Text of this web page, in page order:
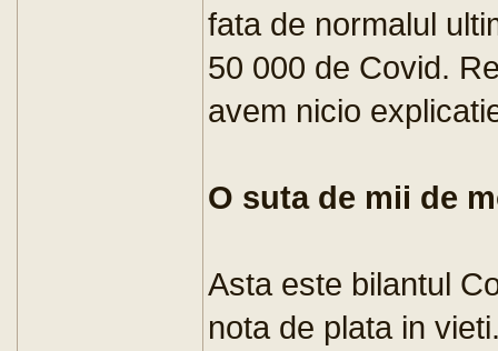
fata de normalul
50 000 de Covid.
avem nicio
O suta de mii de
Asta este bilantul
nota de plata in